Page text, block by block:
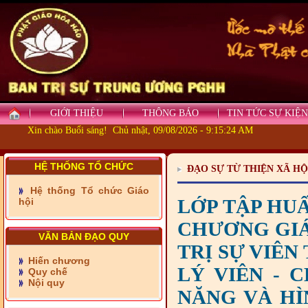
GIỚI THIỆU THÔNG BÁO
TIN TỨC SỰ KIỆN
Xin chào Buổi sáng! Chủ nhật, 09/08/2026 - 9:15:25 AM
HỆ THỐNG TỔ CHỨC
Hệ thống Tổ chức Giáo
hội
VĂN BẢN ĐẠO QUY
Hiến chương
Quy chế
Nội quy
nguyện vùng biên
TIẾP SỨC ĐẾN TRƯỜNG
- Xã Châu Phú khánh
thành cầu Kênh 7 - Nam
kênh Quốc Gia
ĐẠO SỰ TỪ THIỆN XÃ
LỚP TẬP
CHƯƠNG
TRỊ SỰ VIÊN
LÝ VIÊN -
NĂNG VÀ